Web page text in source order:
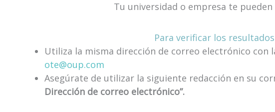
Tu universidad o empresa te
Para verificar los
Utiliza la misma dirección de correo electrónico
ote@oup.com
Asegúrate de utilizar la siguiente redacción en su
Dirección de correo electrónico”.